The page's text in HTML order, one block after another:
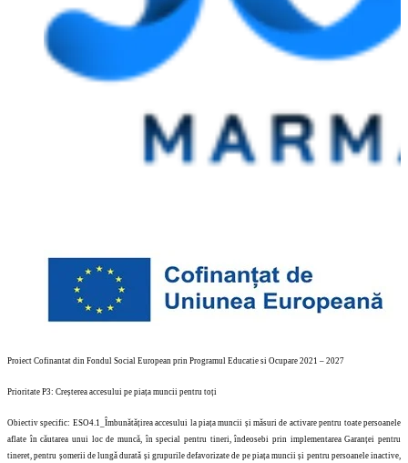
Proiect Cofinantat din Fondul Social European prin Programul Educatie si Ocupare 2021 – 2027
Prioritate P3: Creșterea accesului pe piața muncii pentru toți
Obiectiv specific: ESO4.1_Îmbunătățirea accesului la piața muncii și măsuri de activare pentru toate persoanele
aflate în căutarea unui loc de muncă, în special pentru tineri, îndeosebi prin implementarea Garanței pentru
tineret, pentru șomerii de lungă durată și grupurile defavorizate de pe piața muncii și pentru persoanele inactive,